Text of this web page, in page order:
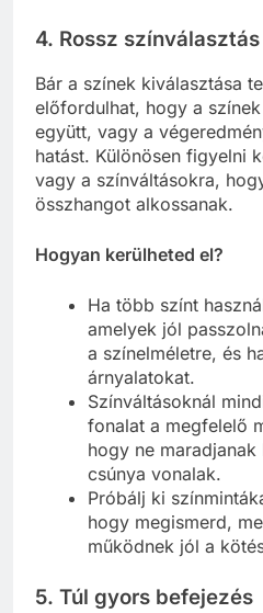
4. Rossz színválasztás
Bár a színek kiválasztása
előfordulhat, hogy a
együtt, vagy a
hatást. Különösen figyelni
vagy a színváltásokra,
összhangot alkossanak.
Hogyan kerülheted el?
Ha több színt
amelyek jól
a színelméletre, és
árnyalatokat.
Színváltásoknál
fonalat a megfelelő
hogy ne
csúnya vonalak.
Próbálj ki
hogy megismerd,
működnek jól a
5. Túl gyors befejezés